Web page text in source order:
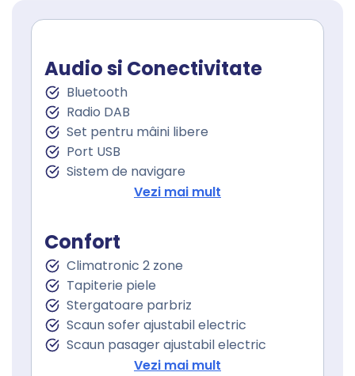
Audio si Conectivitate
Bluetooth
Radio DAB
Set pentru mâini libere
Port USB
Sistem de navigare
Sistem sonorizareVezi mai mult
Confort
Climatronic 2 zone
Tapiterie piele
Stergatoare parbriz
Scaun sofer ajustabil electric
Scaun pasager ajustabil electric
Incalzire scaun sofer
Vezi mai mult